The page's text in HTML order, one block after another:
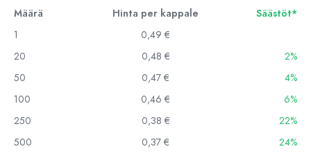
Määrä Hinta per kappale
Säästöt*
1
0,49 €
20
0,48 €
2%
50
0,47 €
4%
100
0,46 €
6%
250
0,38 €
22%
500
0,37 €
24%